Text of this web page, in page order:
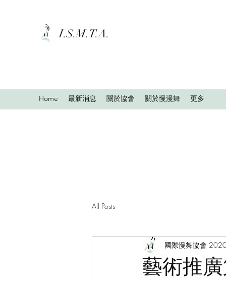
I.S.M.T.A.
Home 最新消息 關於協會 關於慢漫舞 更多
All Posts
藝術推
國際慢舞協會